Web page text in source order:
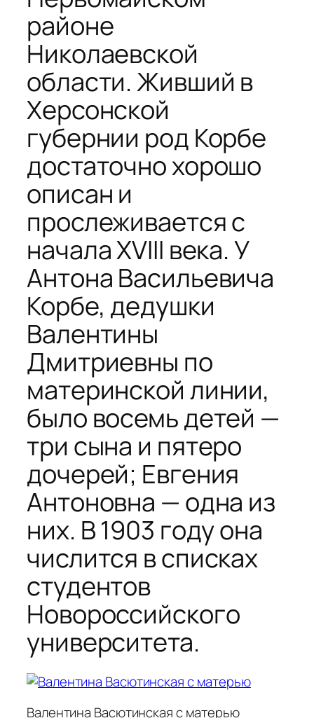
районе
Николаевской
области. Живший в
Херсонской
губернии род Корбе
достаточно хорошо
описан и
прослеживается с
начала XVIII века. У
Антона Васильевича
Корбе, дедушки
Валентины
Дмитриевны по
материнской линии,
было восемь детей —
три сына и пятеро
дочерей; Евгения
Антоновна — одна из
них. В 1903 году она
числится в списках
студентов
Новороссийского
университета.
Валентина Васютинская с матерью